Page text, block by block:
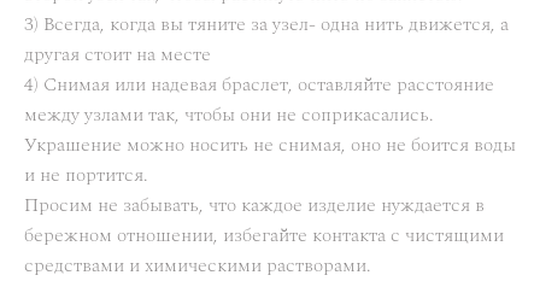
3) Всегда, когда вы тяните за узел- одна нить движется, а
другая стоит на месте
4) Снимая или надевая браслет, оставляйте расстояние
между узлами так, чтобы они не соприкасались.
Украшение можно носить не снимая, оно не боится воды
и не портится.
Просим не забывать, что каждое изделие нуждается в
бережном отношении, избегайте контакта с чистящими
средствами и химическими растворами.